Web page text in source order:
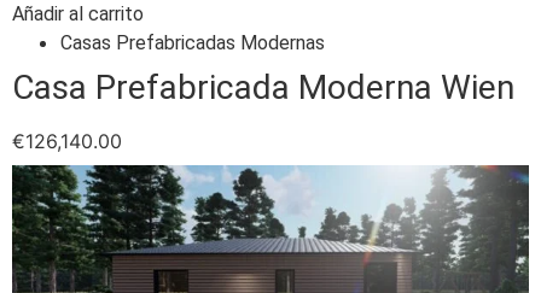
Añadir al carrito
Casas Prefabricadas Modernas
Casa Prefabricada Moderna Wien
€126,140.00